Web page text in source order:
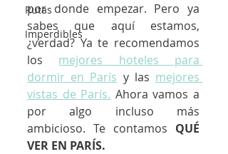
Rutas
Imperdibles
por donde empezar. Pero ya
sabes que aquí estamos,
¿verdad? Ya te recomendamos
los mejores hoteles para
dormir en París y las mejores
vistas de París. Ahora vamos a
por algo incluso más
ambicioso. Te contamos QUÉ
VER EN PARÍS.